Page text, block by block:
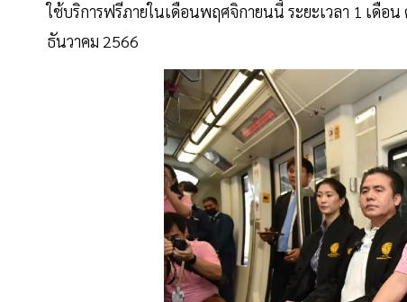
ใช้บริการฟรีภายในเดือนพฤศจิกายนนี้ ระยะเวลา 1 เดือ
ธันวาคม 2566